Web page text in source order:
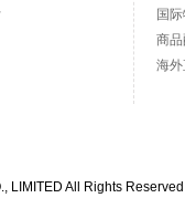
国
商
海
LIMITED All Rights